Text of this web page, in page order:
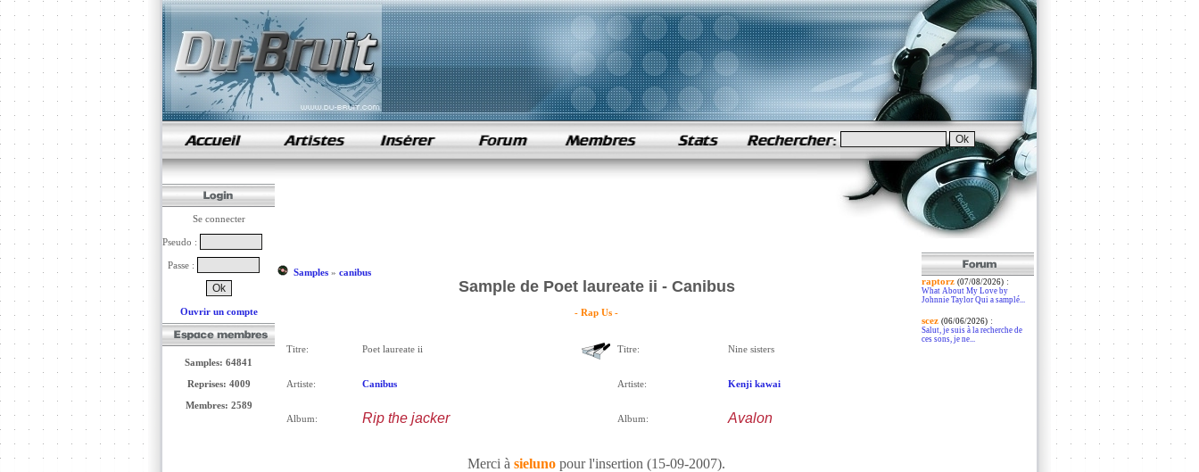
samples de rap
Se connecter
Pseudo :
Passe :
Ouvrir un compte
Samples: 64841
Reprises: 4009
Membres: 2589
Samples» canibus
Sample de Poet laureate ii - Canibus
- Rap Us -
Titre: Poet laureate ii
Artiste: Canibus
Album: Rip the jacker
Titre: Nine sisters
Artiste: Kenji kawai
Album: Avalon
Merci à sieluno pour l'insertion (15-09-2007).
raptorz (07/08/2026):
What About My Love by
Johnnie Taylor Qui a samplé...
scez (06/06/2026):
Salut, je suis à la recherche de
ces sons, je ne...